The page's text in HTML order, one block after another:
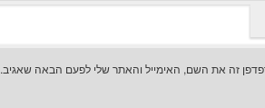
זה את השם, האימייל והאתר שלי לפעם הבאה שאגיב.